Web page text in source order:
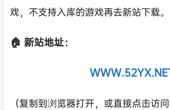
戏，不支持入库的游戏再去新站下载。
🏠 新站地址：
（复制到浏览器打开，或直接点击访问